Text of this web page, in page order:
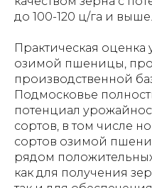
до 100-120 ц/га и выше.
Практическая
озимой пшеницы,
производственной
Подмосковье
потенциал
сортов, в том числе
сортов озимой
рядом
как для получения